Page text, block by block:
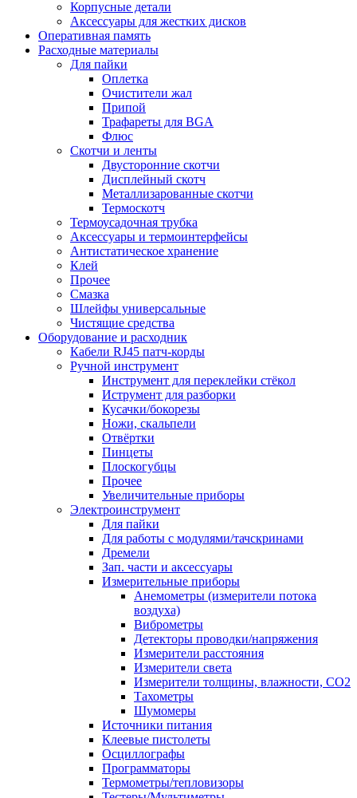
Корпусные детали
Аксессуары для жестких дисков
Оперативная память
Расходные материалы
Для пайки
Оплетка
Очистители жал
Припой
Трафареты для BGA
Флюс
Скотчи и ленты
Двусторонние скотчи
Дисплейный скотч
Металлизарованные скотчи
Термоскотч
Термоусадочная трубка
Аксессуары и термоинтерфейсы
Антистатическое хранение
Клей
Прочее
Смазка
Шлейфы универсальные
Чистящие средства
Оборудование и расходник
Кабели RJ45 патч-корды
Ручной инструмент
Инструмент для переклейки стёкол
Иструмент для разборки
Кусачки/бокорезы
Ножи, скальпели
Отвёртки
Пинцеты
Плоскогубцы
Прочее
Увеличительные приборы
Электроинструмент
Для пайки
Для работы с модулями/тачскринами
Дремели
Зап. части и аксессуары
Измерительные приборы
Анемометры (измерители потока
воздуха)
Виброметры
Детекторы проводки/напряжения
Измерители расстояния
Измерители света
Измерители толщины, влажности, CO2
Тахометры
Шумомеры
Источники питания
Клеевые пистолеты
Осциллографы
Программаторы
Термометры/тепловизоры